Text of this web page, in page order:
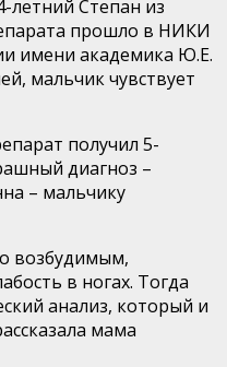
летний Степан из
прошло в НИКИ
имени академика Ю.Е.
мальчик чувствует
получил 5-
диагноз –
– мальчику
возбудимым,
в ногах. Тогда
анализ, который и
мама